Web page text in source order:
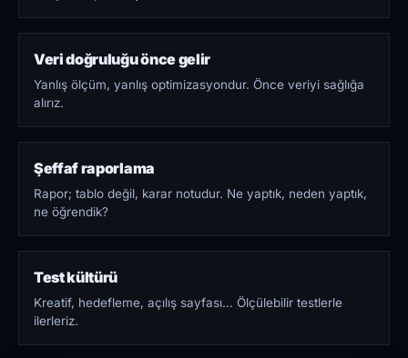
Veri doğruluğu önce gelir
Yanlış ölçüm, yanlış optimizasyondur. Önce veriyi sağlığa
alırız.
Şeffaf raporlama
Rapor; tablo değil, karar notudur. Ne yaptık, neden yaptık,
ne öğrendik?
Test kültürü
Kreatif, hedefleme, açılış sayfası… Ölçülebilir testlerle
ilerleriz.